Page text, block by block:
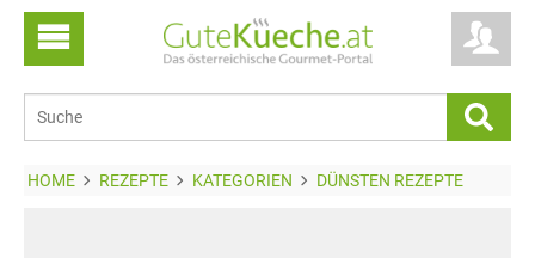
HOME REZEPTE KATEGORIEN DÜNSTEN REZEPTE